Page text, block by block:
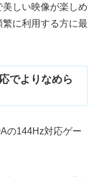
しい映像が楽しめ
に利用する方に最
でよりなめら
の144Hz対応ゲー